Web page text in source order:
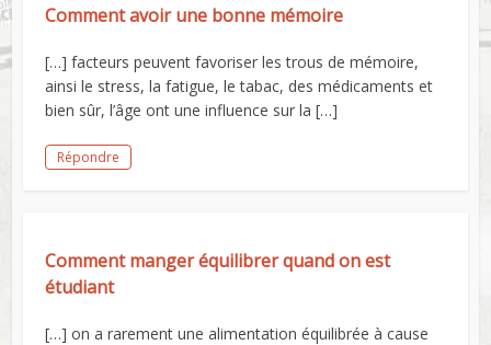
Comment avoir une bonne mémoire
[…] facteurs peuvent favoriser les trous de mémoire,
ainsi le stress, la fatigue, le tabac, des médicaments et
bien sûr, l’âge ont une influence sur la […]
Répondre
Comment manger équilibrer quand on est
étudiant
[…] on a rarement une alimentation équilibrée à cause